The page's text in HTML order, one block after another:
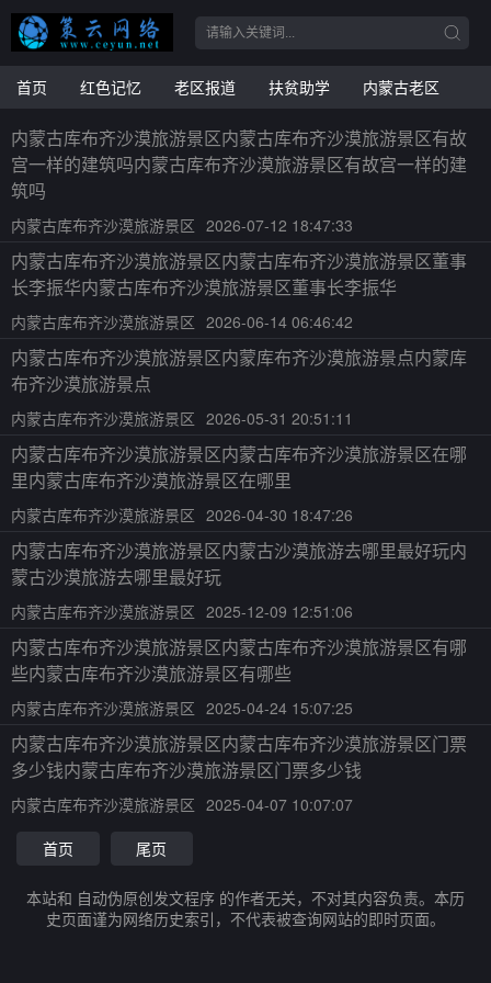
首页 红色记忆 老区报道 扶贫助学 内蒙古老区
内蒙古库布齐沙漠旅游景区内蒙古库布齐沙漠旅游景区有故
宫一样的建筑吗内蒙古库布齐沙漠旅游景区有故宫一样的建
筑吗
内蒙古库布齐沙漠旅游景区 2026-07-12 18:47:33
内蒙古库布齐沙漠旅游景区内蒙古库布齐沙漠旅游景区董事
长李振华内蒙古库布齐沙漠旅游景区董事长李振华
内蒙古库布齐沙漠旅游景区 2026-06-14 06:46:42
内蒙古库布齐沙漠旅游景区内蒙库布齐沙漠旅游景点内蒙库
布齐沙漠旅游景点
内蒙古库布齐沙漠旅游景区 2026-05-31 20:51:11
内蒙古库布齐沙漠旅游景区内蒙古库布齐沙漠旅游景区在哪
里内蒙古库布齐沙漠旅游景区在哪里
内蒙古库布齐沙漠旅游景区 2026-04-30 18:47:26
内蒙古库布齐沙漠旅游景区内蒙古沙漠旅游去哪里最好玩内
蒙古沙漠旅游去哪里最好玩
内蒙古库布齐沙漠旅游景区 2025-12-09 12:51:06
内蒙古库布齐沙漠旅游景区内蒙古库布齐沙漠旅游景区有哪
些内蒙古库布齐沙漠旅游景区有哪些
内蒙古库布齐沙漠旅游景区 2025-04-24 15:07:25
内蒙古库布齐沙漠旅游景区内蒙古库布齐沙漠旅游景区门票
多少钱内蒙古库布齐沙漠旅游景区门票多少钱
内蒙古库布齐沙漠旅游景区 2025-04-07 10:07:07
首页
尾页
本站和 自动伪原创发文程序 的作者无关，不对其内容负责。本历
史页面谨为网络历史索引，不代表被查询网站的即时页面。